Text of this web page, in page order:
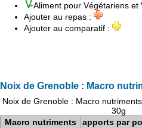
Aliment pour Végétariens et
Ajouter au repas :
Ajouter au comparatif :
Noix de Grenoble : Macro
Noix de Grenoble : Macro
30g
Macro nutriments
apports par